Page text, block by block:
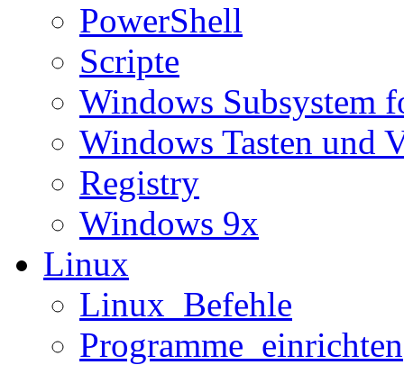
PowerShell
Scripte
Windows Subsystem
Windows Tasten und
Registry
Windows 9x
Linux
Linux_Befehle
Programme_einrichten